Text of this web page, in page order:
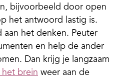
bijvoorbeeld door open
het antwoord lastig is.
aan het denken. Peuter
en help de ander
Dan krijg je langzaam
het brein weer aan de